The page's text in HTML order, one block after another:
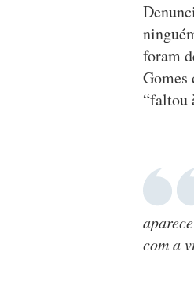
foram
Gomes
“faltou
com a